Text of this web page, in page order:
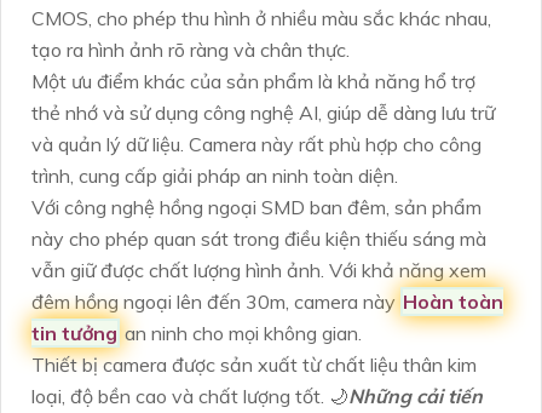
CMOS, cho phép thu hình ở nhiều màu sắc khác nhau,
tạo ra hình ảnh rõ ràng và chân thực.
Một ưu điểm khác của sản phẩm là khả năng hổ trợ
thẻ nhớ và sử dụng công nghệ AI, giúp dễ dàng lưu trữ
và quản lý dữ liệu. Camera này rất phù hợp cho công
trình, cung cấp giải pháp an ninh toàn diện.
Với công nghệ hồng ngoại SMD ban đêm, sản phẩm
này cho phép quan sát trong điều kiện thiếu sáng mà
vẫn giữ được chất lượng hình ảnh. Với khả năng xem
đêm hồng ngoại lên đến 30m, camera này Hoàn toàn
tin tưởng an ninh cho mọi không gian.
Thiết bị camera được sản xuất từ chất liệu thân kim
loại, độ bền cao và chất lượng tốt. 🌙Những cải tiến